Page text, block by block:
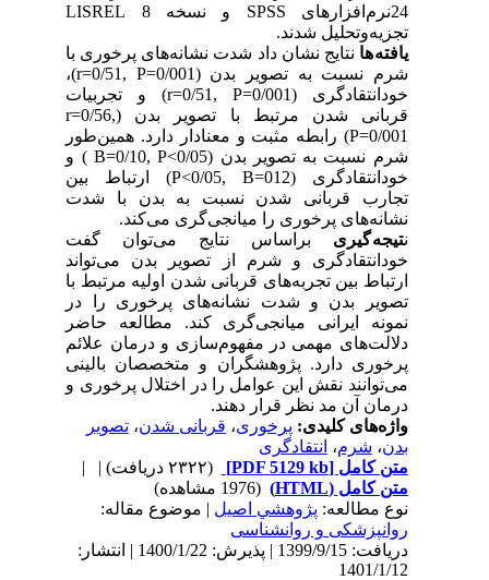
24نرم‌افزارهای SPSS و نسخه 8 LISREL
تجزیه‌و‌تحلیل شدند.
یافته هانتایج نشان داد شدت نشانه‌های پر‌خوری با
شرم نسبت به تصویر بدن (r=0/51, P=0/001)،
خودانتقادگری (r=0/51, P=0/001) و تجربیات
قربانی شدن مرتبط با تصویر بدن (r=0/56,
P=0/001) رابطه مثبت و معنادار دارد. همین‌طور
شرم نسبت به تصویر بدن (B=0/10, P<0/05 ) و
خودانتقادگری (P<0/05, B=012) ارتباط بین
تجارب قربانی شدن نسبت به بدن با شدت
نشانه‌های پر‌خوری را میانجی‌گری می‌کند.
تیجه گیریبراساس نتایج می‌توان گفت
خودانتقادگری و شرم از تصویر بدن می‌تواند
ارتباط بین تجربه‌های قربانی شدن اولیه مرتبط با
تصویر بدن و شدت نشانه‌های پرخوری را در
نمونه ایرانی میانجی‌گری کند. مطالعه حاضر
دلالت‌های مهمی در مفهوم‌سازی و درمان علائم
پرخوری دارد. پژوهشگران و متخصصان بالینی
می‌توانند نقش این عوامل را در اختلال پرخوری و
درمان آن مد نظر قرار دهند.
واژه‌های کلیدی:پر‌خوری،قربانی شدن،تصویر
بدن،شرم ،انتقادگری
متن کامل[PDF 5129 kb]
| |
متن کامل (HTML)
(1976 مشاهده)
نوع مطالعه:پژوهشي اصيل| موضوع مقاله:
روانپزشکی و روانشناسی
دریافت: 1399/9/15 | پذیرش: 1400/1/22 | انتشار:
1401/1/12